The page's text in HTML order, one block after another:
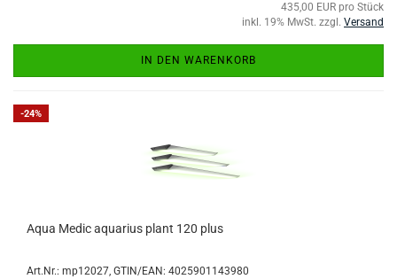
435,00 EUR pro Stück
inkl. 19% MwSt. zzgl. Versand
IN DEN WARENKORB
-24%
Aqua Medic aquarius plant 120 plus
Art.Nr.: mp12027 GTIN/EAN: 4025901143980